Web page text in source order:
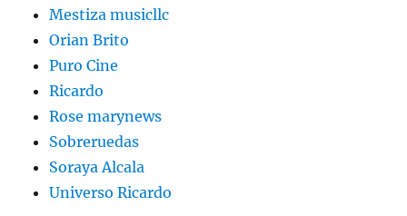
Mestiza musicllc
Orian Brito
Puro Cine
Ricardo
Rose marynews
Sobreruedas
Soraya Alcala
Universo Ricardo